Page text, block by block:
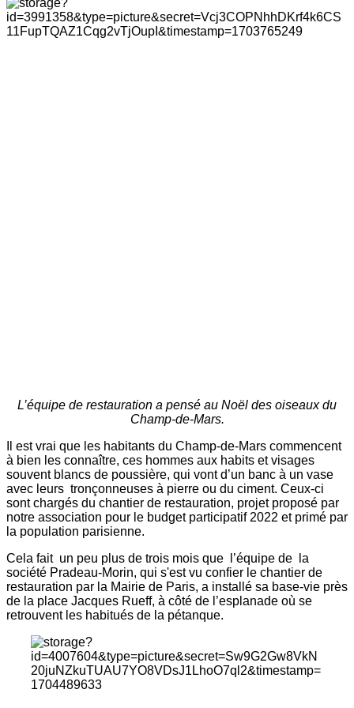
L’équipe de restauration a pensé au Noël des oiseaux du
Champ-de-Mars.
Il est vrai que les habitants du Champ-de-Mars commencent
à bien les connaître, ces hommes aux habits et visages
souvent blancs de poussière, qui vont d’un banc à un vase
avec leurs tronçonneuses à pierre ou du ciment. Ceux-ci
sont chargés du chantier de restauration, projet proposé par
notre association pour le budget participatif 2022 et primé par
la population parisienne.
Cela fait un peu plus de trois mois que l’équipe de la
société Pradeau-Morin, qui s'est vu confier le chantier de
restauration par la Mairie de Paris, a installé sa base-vie près
de la place Jacques Rueff, à côté de l’esplanade où se
retrouvent les habitués de la pétanque.